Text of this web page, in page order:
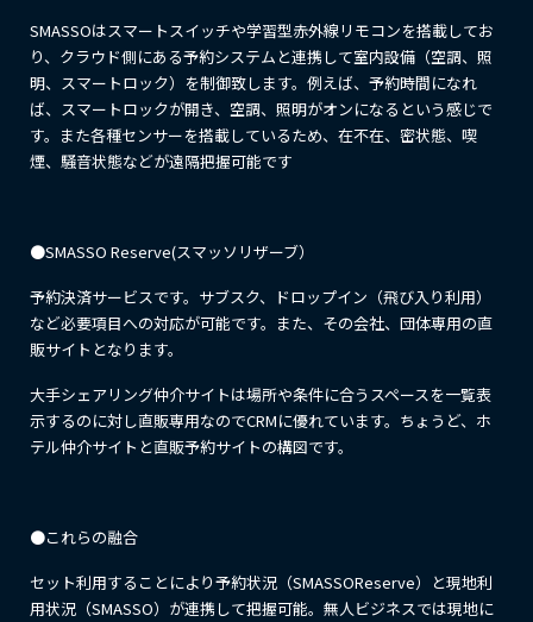
SMASSOはスマートスイッチや学習型赤外線リモコンを搭載してお
り、クラウド側にある予約システムと連携して室内設備（空調、照
明、スマートロック）を制御致します。例えば、予約時間になれ
ば、スマートロックが開き、空調、照明がオンになるという感じで
す。また各種センサーを搭載しているため、在不在、密状態、喫
煙、騒音状態などが遠隔把握可能です
●SMASSO Reserve(スマッソリザーブ）
予約決済サービスです。サブスク、ドロップイン（飛び入り利用）
など必要項目への対応が可能です。また、その会社、団体専用の直
販サイトとなります。
大手シェアリング仲介サイトは場所や条件に合うスペースを一覧表
示するのに対し直販専用なのでCRMに優れています。ちょうど、ホ
テル仲介サイトと直販予約サイトの構図です。
●これらの融合
セット利用することにより予約状況（SMASSOReserve）と現地利
用状況（SMASSO）が連携して把握可能。無人ビジネスでは現地に